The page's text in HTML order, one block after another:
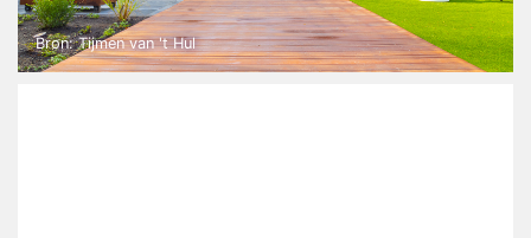
Bron: Tijmen van 't Hul